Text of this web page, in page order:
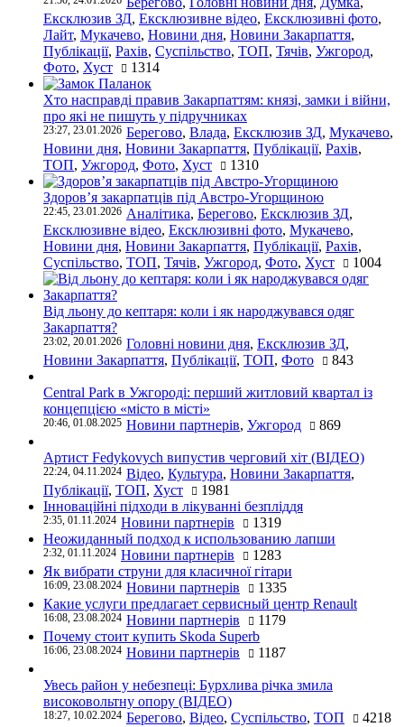
Ексклюзив ЗД, Ексклюзивне відео, Ексклюзивні фото,
Лайт, Мукачево, Новини дня, Новини Закарпаття,
Публікації, Рахів, Суспільство, ТОП, Тячів, Ужгород,
Фото, Хуст 1314
Хто насправді правив Закарпаттям: князі, замки і війни,
про які не пишуть у підручниках
23:27, 23.01.2026 Берегово, Влада, Ексклюзив ЗД, Мукачево,
Новини дня, Новини Закарпаття, Публікації, Рахів,
ТОП, Ужгород, Фото, Хуст 1310
Здоров’я закарпатців під Австро-Угорщиною
22:45, 23.01.2026 Аналітика, Берегово, Ексклюзив ЗД,
Ексклюзивне відео, Ексклюзивні фото, Мукачево,
Новини дня, Новини Закарпаття, Публікації, Рахів,
Суспільство, ТОП, Тячів, Ужгород, Фото, Хуст 1004
Від льону до кептаря: коли і як народжувався одяг
Закарпаття?
23:02, 20.01.2026 Головні новини дня, Ексклюзив ЗД,
Новини Закарпаття, Публікації, ТОП, Фото 843
Central Park в Ужгороді: перший житловий квартал із
концепцією «місто в місті»
20:46, 01.08.2025 Новини партнерів, Ужгород 869
Артист Fedykovych випустив черговий хіт (ВІДЕО)
22:24, 04.11.2024 Відео, Культура, Новини Закарпаття,
Публікації, ТОП, Хуст
1981
Інноваційні підходи в лікуванні безпліддя
2:35, 01.11.2024 Новини партнерів
1319
Неожиданный подход к использованию лапши
2:32, 01.11.2024 Новини партнерів
1283
Як вибрати струни для класичної гітари
16:09, 23.08.2024 Новини партнерів
1335
Какие услуги предлагает сервисный центр Renault
16:08, 23.08.2024 Новини партнерів
1179
Почему стоит купить Skoda Superb
16:06, 23.08.2024 Новини партнерів 1187
Увесь район у небезпеці: Бурхлива річка змила
високовольтну опору (ВІДЕО)
18:27, 10.02.2024 Берегово, Відео, Суспільство, ТОП 4218